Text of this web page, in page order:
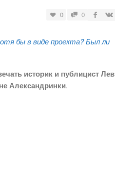
0 0
бы в виде проекта? Был ли
историк и публицист Лев
Александринки.